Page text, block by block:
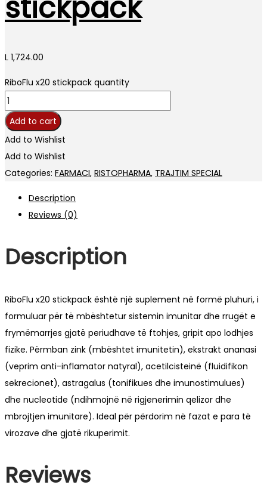
stickpack
L 1,724.00
RiboFlu x20 stickpack quantity
Add to cart
Add to Wishlist
Add to Wishlist
Categories: FARMACI, RISTOPHARMA, TRAJTIM SPECIAL
Description
Reviews (0)
Description
RiboFlu x20 stickpack është një suplement në formë pluhuri, i
formuluar për të mbështetur sistemin imunitar dhe rrugët e
frymëmarrjes gjatë periudhave të ftohjes, gripit apo lodhjes
fizike. Përmban zink (mbështet imunitetin), ekstrakt ananasi
(veprim anti-inflamator natyral), acetilcisteinë (fluidifikon
sekrecionet), astragalus (tonifikues dhe imunostimulues)
dhe nucleotide (ndihmojnë në rigjenerimin qelizor dhe
mbrojtjen imunitare). Ideal për përdorim në fazat e para të
virozave dhe gjatë rikuperimit.
Reviews